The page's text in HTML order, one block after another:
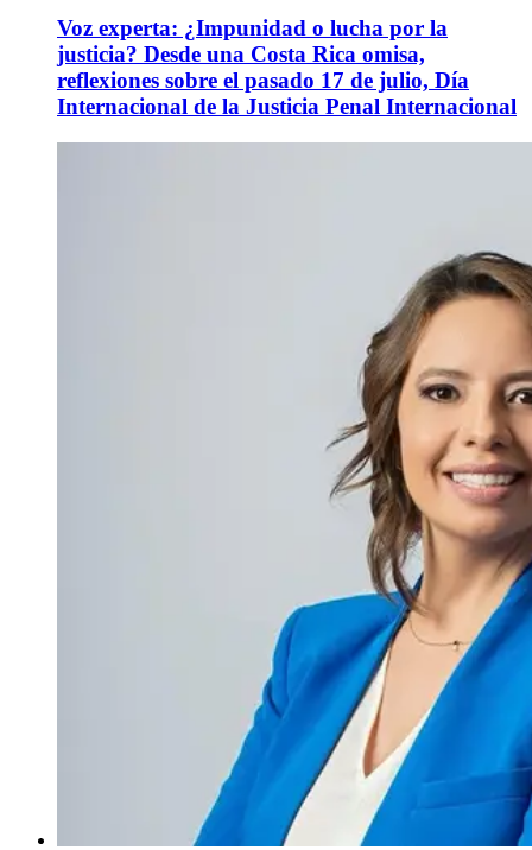
Voz experta: ¿Impunidad o lucha por la
justicia? Desde una Costa Rica omisa,
reflexiones sobre el pasado 17 de julio, Día
Internacional de la Justicia Penal Internacional